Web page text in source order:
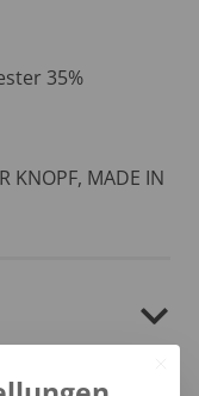
35%
KNOPF, MADE IN